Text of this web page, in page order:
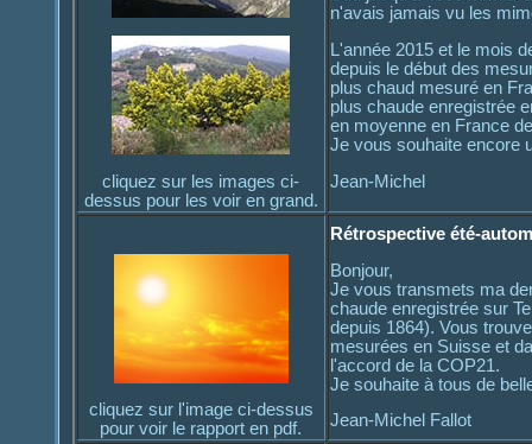
cliquez sur les images ci-
dessus pour les voir en grand.
n'avais jamais vu les
L'année 2015 et le mois
depuis le début des
plus chaud mesuré en
plus chaude enregistrée
en moyenne en France
Je vous souhaite encore
Jean-Michel
cliquez sur l'image ci-dessus
pour voir le rapport en pdf.
Rétrospective été-
Bonjour,
Je vous transmets ma
chaude enregistrée sur
depuis 1864). Vous
mesurées en Suisse et
l'accord de la COP21.
Je souhaite à tous de
Jean-Michel Fallot